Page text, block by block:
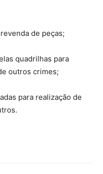
de peças;
quadrilhas para
outros crimes;
para realização de